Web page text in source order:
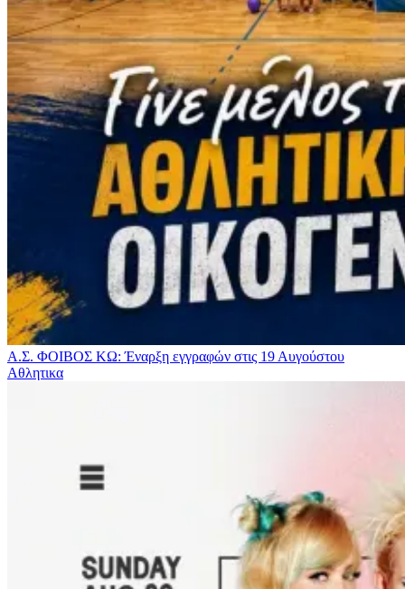
Α.Σ. ΦΟΙΒΟΣ ΚΩ: Έναρξη εγγραφών στις 19 Αυγούστου
Αθλητικα